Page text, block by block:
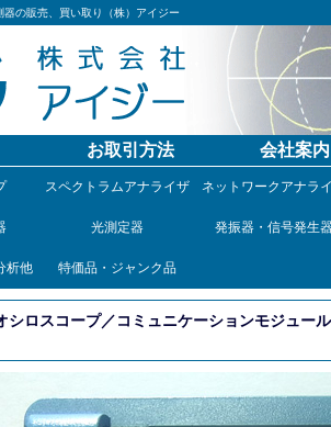
の販売、買い取り（株）アイジー
お取引方法 会社案内
スペクトラムアナライザ ネットワークアナラ
光測定器 発振器・信号発生
析他 特価品・ジャンク品
シロスコープ／コミュニケーションモジュー